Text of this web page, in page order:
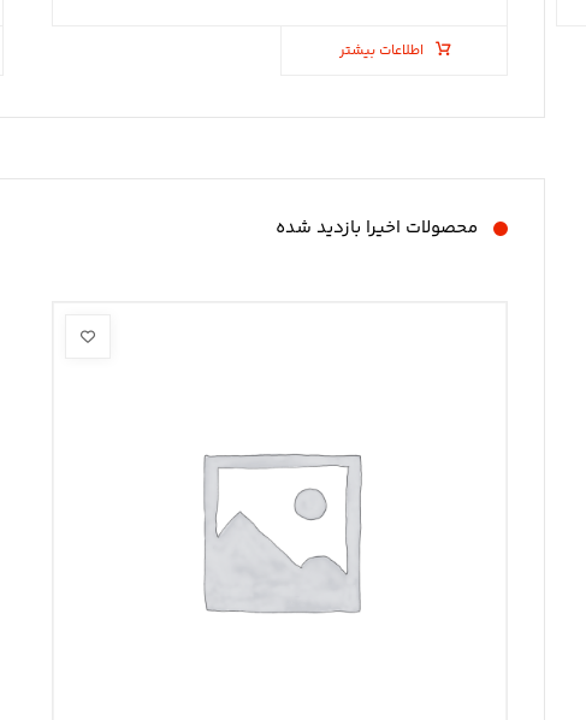
اطلاعات بیشتر
محصولات اخیرا بازدید شده